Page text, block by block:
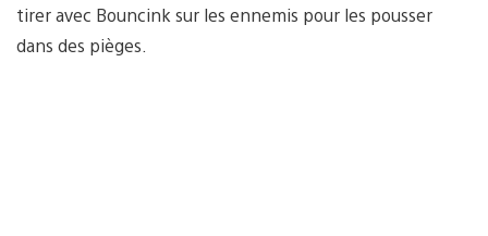
tirer avec Bouncink sur les ennemis pour les pousser
dans des pièges.